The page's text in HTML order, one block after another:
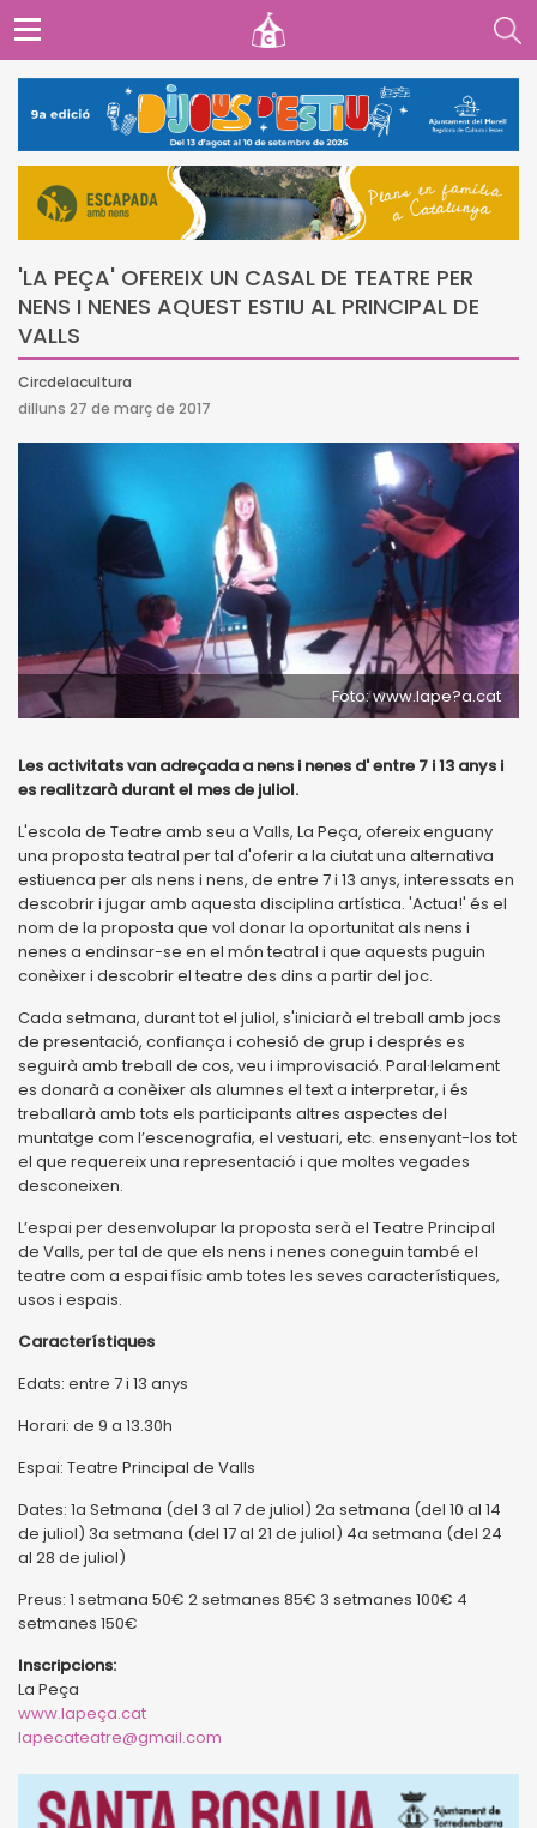
'LA PEÇA' OFEREIX UN CASAL DE TEATRE PER
NENS I NENES AQUEST ESTIU AL PRINCIPAL DE
VALLS
Circdelacultura
dilluns 27 de març de 2017
Foto: www.lape?a.cat
Les activitats van adreçada a nens i nenes d' entre 7 i 13 anys i
es realitzarà durant el mes de juliol.
L'escola de Teatre amb seu a Valls, La Peça, ofereix enguany
una proposta teatral per tal d'oferir a la ciutat una alternativa
estiuenca per als nens i nens, de entre 7 i 13 anys, interessats en
descobrir i jugar amb aquesta disciplina artística. 'Actua!' és el
nom de la proposta que vol donar la oportunitat als nens i
nenes a endinsar-se en el món teatral i que aquests puguin
conèixer i descobrir el teatre des dins a partir del joc.
Cada setmana, durant tot el juliol, s'iniciarà el treball amb jocs
de presentació, confiança i cohesió de grup i després es
seguirà amb treball de cos, veu i improvisació. Paral·lelament
es donarà a conèixer als alumnes el text a interpretar, i és
treballarà amb tots els participants altres aspectes del
muntatge com l’escenografia, el vestuari, etc. ensenyant-los tot
el que requereix una representació i que moltes vegades
desconeixen.
L’espai per desenvolupar la proposta serà el Teatre Principal
de Valls, per tal de que els nens i nenes coneguin també el
teatre com a espai físic amb totes les seves característiques,
usos i espais.
Característiques
Edats: entre 7 i 13 anys
Horari: de 9 a 13.30h
Espai: Teatre Principal de Valls
Dates: 1a Setmana (del 3 al 7 de juliol) 2a setmana (del 10 al 14
de juliol) 3a setmana (del 17 al 21 de juliol) 4a setmana (del 24
al 28 de juliol)
Preus: 1 setmana 50€ 2 setmanes 85€ 3 setmanes 100€ 4
setmanes 150€
Inscripcions:
La Peça
www.lapeça.cat
lapecateatre@gmail.com